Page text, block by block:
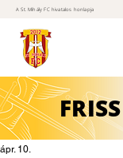
A St. Mihály FC hivatalos honlapja
FRISS
ápr. 10.